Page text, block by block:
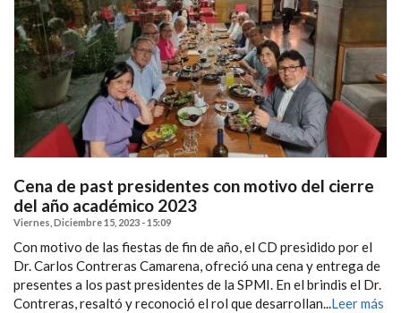
Cena de past presidentes con motivo del cierre
del año académico 2023
Viernes, Diciembre 15, 2023 - 15:09
Con motivo de las fiestas de fin de año, el CD presidido por el
Dr. Carlos Contreras Camarena, ofreció una cena y entrega de
presentes a los past presidentes de la SPMI. En el brindis el Dr.
Contreras, resaltó y reconoció el rol que desarrollan...Leer más